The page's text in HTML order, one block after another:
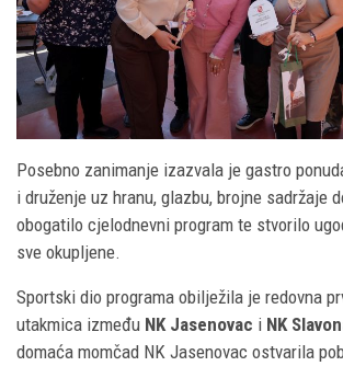
Posebno zanimanje izazvala je gastro
i druženje uz hranu, glazbu, brojne sadržaje
obogatilo cjelodnevni program te stvorilo
sve okupljene.
Sportski dio programa obilježila je redovna
utakmica između NK Jasenovac i NK
domaća momčad NK Jasenovac ostvarila